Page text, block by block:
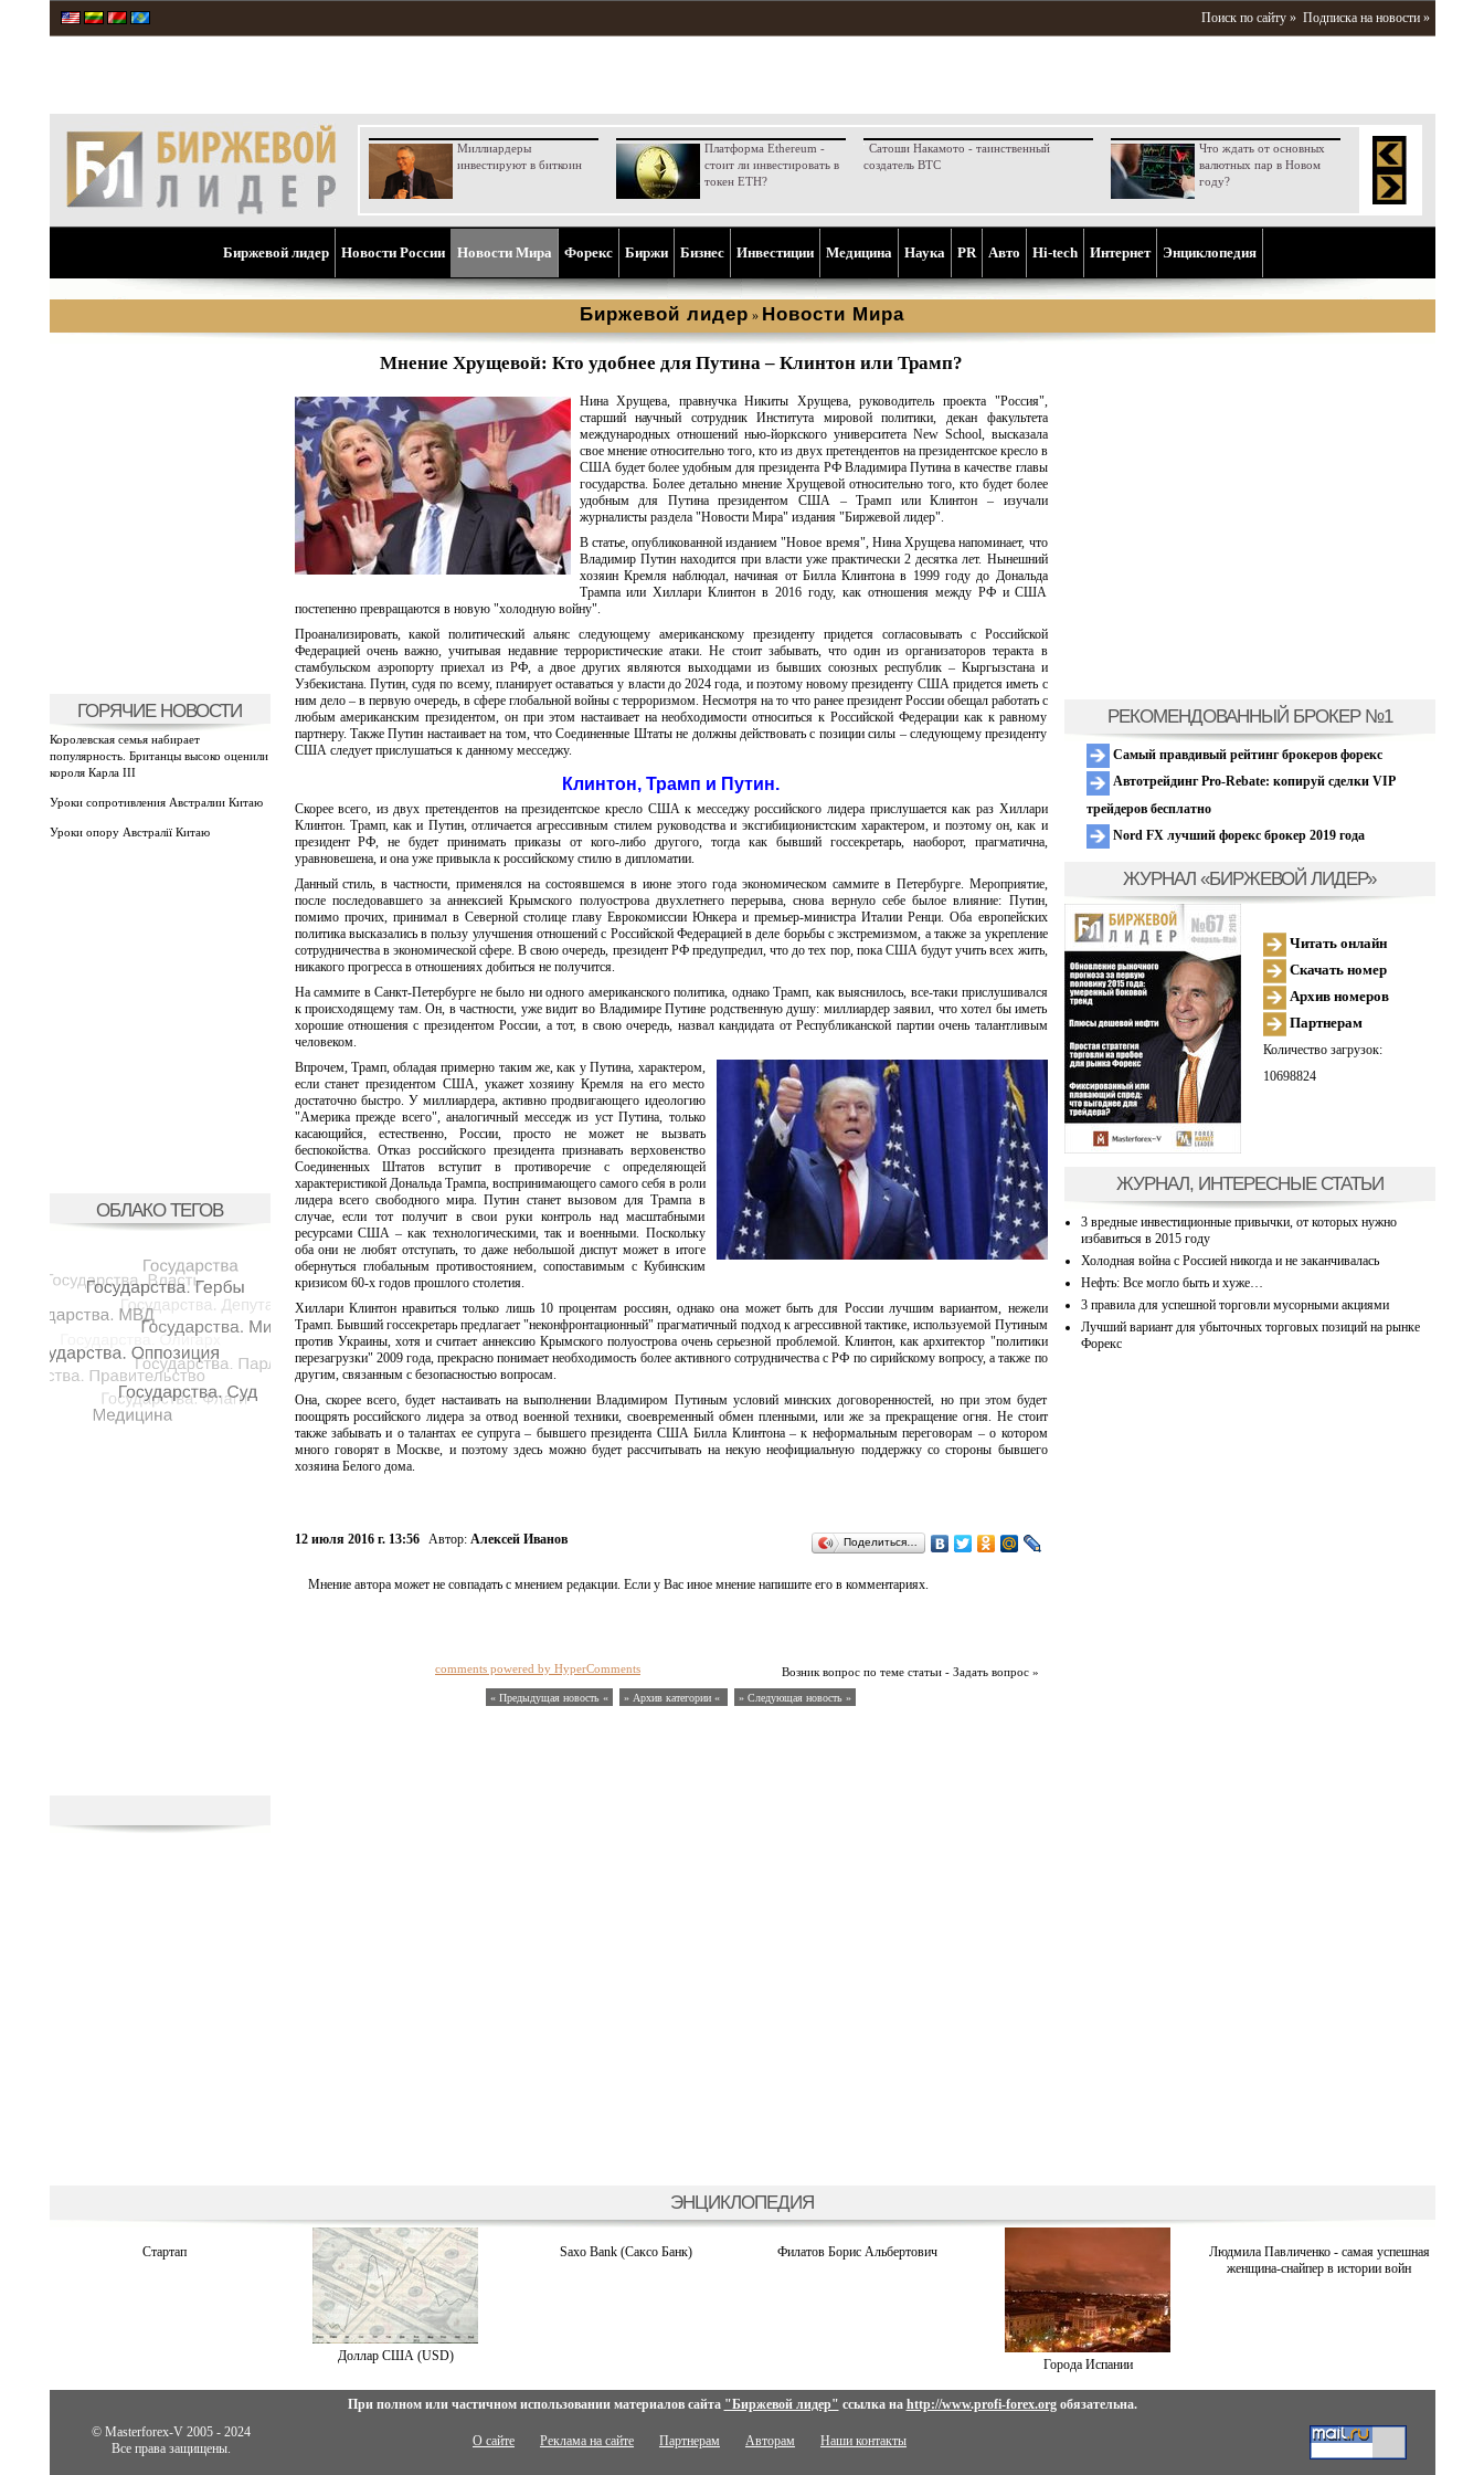
Поиск по сайту » Подписка на новости »
Миллиардеры
инвестируют в биткоин
Платформа Ethereum -
стоит ли инвестировать в
токен ETH?
Сатоши Накамото - таинственный
создатель BTC
Что ждать от основных
валютных пар в Новом
году?
Биржевой лидер Новости России Новости Мира Форекс Биржи Бизнес Инвестиции Медицина Наука PR Aвто Hi-tech Интернет Энциклопедия
Биржевой лидер » Новости Мира
ГОРЯЧИЕ НОВОСТИ
Королевская семья набирает
популярность. Британцы высоко оценили
короля Карла III
Уроки сопротивления Австралии Китаю
Уроки опору Австралії Китаю
ОБЛАКО ТЕГОВ
Мнение Хрущевой: Кто удобнее для Путина – Клинтон или Трамп?
Нина Хрущева, правнучка Никиты Хрущева, руководитель проекта "Россия",
старший научный сотрудник Института мировой политики, декан факультета
международных отношений нью-йоркского университета New School, высказала
свое мнение относительно того, кто из двух претендентов на президентское кресло в
США будет более удобным для президента РФ Владимира Путина в качестве главы
государства. Более детально мнение Хрущевой относительно того, кто будет более
удобным для Путина президентом США – Трамп или Клинтон – изучали
журналисты раздела "Новости Мира" издания "Биржевой лидер".
В статье, опубликованной изданием "Новое время", Нина Хрущева напоминает, что
Владимир Путин находится при власти уже практически 2 десятка лет. Нынешний
хозяин Кремля наблюдал, начиная от Билла Клинтона в 1999 году до Дональда
Трампа или Хиллари Клинтон в 2016 году, как отношения между РФ и США
постепенно превращаются в новую "холодную войну".
Проанализировать, какой политический альянс следующему американскому президенту придется согласовывать с Российской
Федерацией очень важно, учитывая недавние террористические атаки. Не стоит забывать, что один из организаторов теракта в
стамбульском аэропорту приехал из РФ, а двое других являются выходцами из бывших союзных республик – Кыргызстана и
Узбекистана. Путин, судя по всему, планирует оставаться у власти до 2024 года, и поэтому новому президенту США придется иметь с
ним дело – в первую очередь, в сфере глобальной войны с терроризмом. Несмотря на то что ранее президент России обещал работать с
любым американским президентом, он при этом настаивает на необходимости относиться к Российской Федерации как к равному
партнеру. Также Путин настаивает на том, что Соединенные Штаты не должны действовать с позиции силы – следующему президенту
США следует прислушаться к данному месседжу.
Клинтон, Трамп и Путин.
Скорее всего, из двух претендентов на президентское кресло США к месседжу российского лидера прислушается как раз Хиллари
Клинтон. Трамп, как и Путин, отличается агрессивным стилем руководства и эксгибиционистским характером, и поэтому он, как и
президент РФ, не будет принимать приказы от кого-либо другого, тогда как бывший госсекретарь, наоборот, прагматична,
уравновешена, и она уже привыкла к российскому стилю в дипломатии.
Данный стиль, в частности, применялся на состоявшемся в июне этого года экономическом саммите в Петербурге. Мероприятие,
после последовавшего за аннексией Крымского полуострова двухлетнего перерыва, снова вернуло себе былое влияние: Путин,
помимо прочих, принимал в Северной столице главу Еврокомиссии Юнкера и премьер-министра Италии Ренци. Оба европейских
политика высказались в пользу улучшения отношений с Российской Федерацией в деле борьбы с экстремизмом, а также за укрепление
сотрудничества в экономической сфере. В свою очередь, президент РФ предупредил, что до тех пор, пока США будут учить всех жить,
никакого прогресса в отношениях добиться не получится.
На саммите в Санкт-Петербурге не было ни одного американского политика, однако Трамп, как выяснилось, все-таки прислушивался
к происходящему там. Он, в частности, уже видит во Владимире Путине родственную душу: миллиардер заявил, что хотел бы иметь
хорошие отношения с президентом России, а тот, в свою очередь, назвал кандидата от Республиканской партии очень талантливым
человеком.
Впрочем, Трамп, обладая примерно таким же, как у Путина, характером,
если станет президентом США, укажет хозяину Кремля на его место
достаточно быстро. У миллиардера, активно продвигающего идеологию
"Америка прежде всего", аналогичный месседж из уст Путина, только
касающийся, естественно, России, просто не может не вызвать
беспокойства. Отказ российского президента признавать верховенство
Соединенных Штатов вступит в противоречие с определяющей
характеристикой Дональда Трампа, воспринимающего самого себя в роли
лидера всего свободного мира. Путин станет вызовом для Трампа в
случае, если тот получит в свои руки контроль над масштабными
ресурсами США – как технологическими, так и военными. Поскольку
оба они не любят отступать, то даже небольшой диспут может в итоге
обернуться глобальным противостоянием, сопоставимым с Кубинским
кризисом 60-х годов прошлого столетия.
Хиллари Клинтон нравиться только лишь 10 процентам россиян, однако она может быть для России лучшим вариантом, нежели
Трамп. Бывший госсекретарь предлагает "неконфронтационный" прагматичный подход к агрессивной тактике, используемой Путиным
против Украины, хотя и считает аннексию Крымского полуострова очень серьезной проблемой. Клинтон, как архитектор "политики
перезагрузки" 2009 года, прекрасно понимает необходимость более активного сотрудничества с РФ по сирийскому вопросу, а также по
другим, связанным с безопасностью вопросам.
Она, скорее всего, будет настаивать на выполнении Владимиром Путиным условий минских договоренностей, но при этом будет
поощрять российского лидера за отвод военной техники, своевременный обмен пленными, или же за прекращение огня. Не стоит
также забывать и о талантах ее супруга – бывшего президента США Билла Клинтона – к неформальным переговорам – о котором
много говорят в Москве, и поэтому здесь можно будет рассчитывать на некую неофициальную поддержку со стороны бывшего
хозяина Белого дома.
12 июля 2016 г. 13:56 Автор: Алексей Иванов Поделиться…
Мнение автора может не совпадать с мнением редакции. Если у Вас иное мнение напишите его в комментариях.
Возник вопрос по теме статьи - Задать вопрос »
comments powered by HyperComments
« Предыдущая новость « » Архив категории « » Следующая новость »
РЕКОМЕНДОВАННЫЙ БРОКЕР №1
Самый правдивый рейтинг брокеров форекс
Автотрейдинг Pro-Rebate: копируй сделки VIP
трейдеров бесплатно
Nord FX лучший форекс брокер 2019 года
ЖУРНАЛ «БИРЖЕВОЙ ЛИДЕР»
Читать онлайн
Скачать номер
Архив номеров
Партнерам
Количество загрузок:
10698824
ЖУРНАЛ, ИНТЕРЕСНЫЕ СТАТЬИ
3 вредные инвестиционные привычки, от которых нужно
избавиться в 2015 году
Холодная война с Россией никогда и не заканчивалась
Нефть: Все могло быть и хуже…
3 правила для успешной торговли мусорными акциями
Лучший вариант для убыточных торговых позиций на рынке
Форекс
ЭНЦИКЛОПЕДИЯ
Стартап
Доллар США (USD)
Saxo Bank (Саксо Банк) Филатов Борис Альбертович
Города Испании
Людмила Павличенко - самая успешная
женщина-снайпер в истории войн
При полном или частичном использовании материалов сайта "Биржевой лидер" ссылка на http://www.profi-forex.orgобязательна.
© Masterforex-V 2005 - 2024
Все права защищены.
О сайте Реклама на сайте Партнерам Авторам Наши контакты